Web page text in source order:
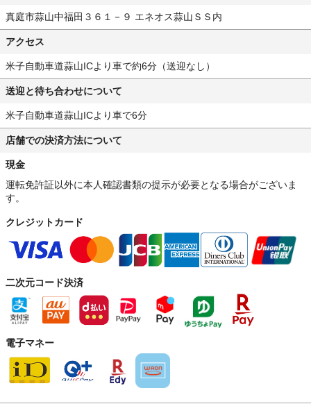
真庭市蒜山中福田３６１－９ エネオス蒜山ＳＳ内
アクセス
米子自動車道蒜山ICより車で約6分（送迎なし）
送迎と待ち合わせについて
米子自動車道蒜山ICより車で6分
店舗での決済方法について
現金
運転免許証以外に本人確認書類の提示が必要となる場合がございま
す。
クレジットカード
二次元コード決済
電子マネー